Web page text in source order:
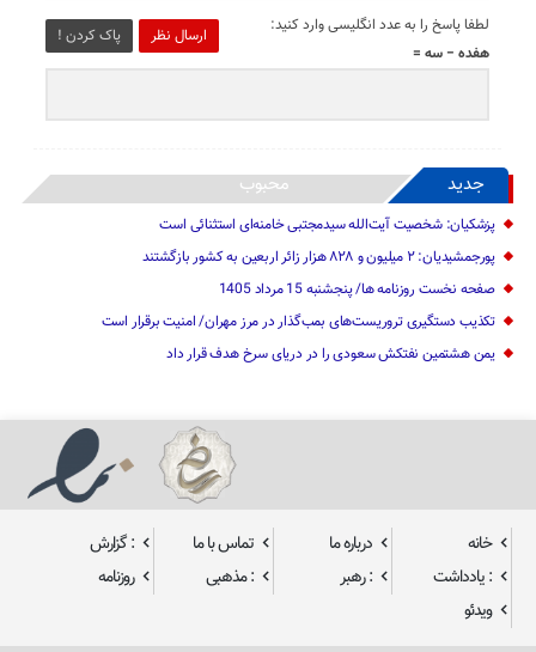
ارسال نظر پاک کردن !
لطفا پاسخ را به عدد انگلیسی وارد کنید:
هفده − سه =
جدید محبوب
پزشکیان: شخصیت آیت‌الله سیدمجتبی خامنه‌ای استثنائی است
پورجمشیدیان: ۲ میلیون و ۸۲۸ هزار زائر اربعین به کشور بازگشتند
صفحه نخست روزنامه ها/ پنجشنبه 15 مرداد 1405
تکذیب دستگیری تروریست‌های بمب‌گذار در مرز مهران/ امنیت برقرار است
یمن هشتمین نفتکش سعودی را در دریای سرخ هدف قرار داد
خانه درباره ما تماس با ما
: گزارش
: یادداشت
: رهبر : مذهبی
روزنامه
ویدئو